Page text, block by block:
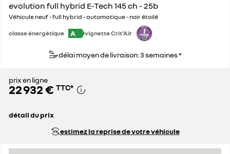
evolution full hybrid E-Tech 145 ch - 25b
Véhicule neuf - full hybrid - automatique - noir étoilé
classe énergétique A vignette Crit'Air
délai moyen de livraison: 3 semaines *
prix en ligne
22 932 € TTC*
détail du prix
remise concessionnaire déduiteestimez la reprise de votre véhicule